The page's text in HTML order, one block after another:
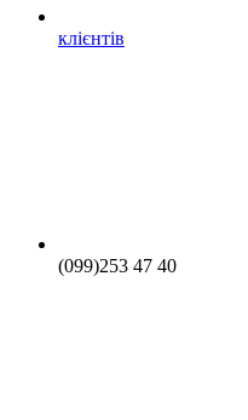
клієнтів
(099)253 47 40